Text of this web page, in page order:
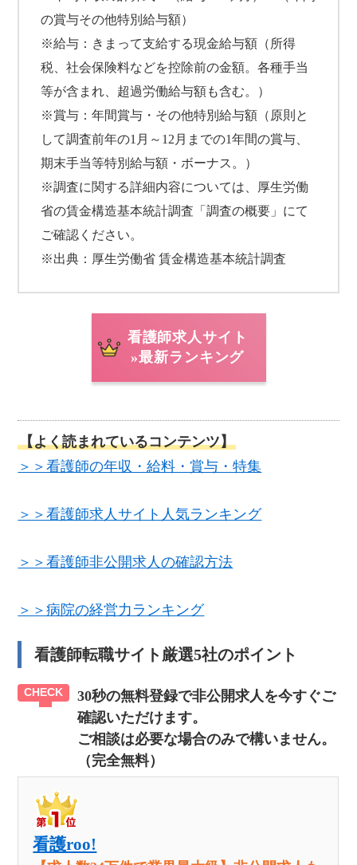
の賞与その他特別給与額）
※給与：きまって支給する現金給与額（所得
税、社会保険料などを控除前の金額。各種手当
等が含まれ、超過労働給与額も含む。）
※賞与：年間賞与・その他特別給与額（原則と
して調査前年の1月～12月までの1年間の賞与、
期末手当等特別給与額・ボーナス。）
※調査に関する詳細内容については、厚生労働
省の賃金構造基本統計調査「調査の概要」にて
ご確認ください。
※出典：厚生労働省 賃金構造基本統計調査
看護師求人サイト
»最新ランキング
【よく読まれているコンテンツ】
＞＞看護師の年収・給料・賞与・特集
＞＞看護師求人サイト人気ランキング
＞＞看護師非公開求人の確認方法
＞＞病院の経営力ランキング
看護師転職サイト厳選5社のポイント
30秒の無料登録で非公開求人を今すぐご
確認いただけます。
ご相談は必要な場合のみで構いません。
（完全無料）
看護roo!